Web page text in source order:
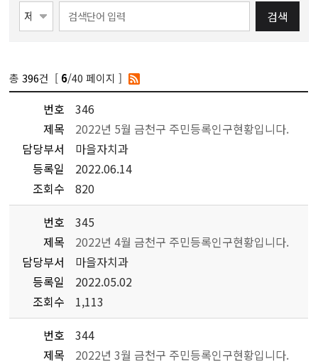
검색
총396건 [ 6/40 페이지 ]
번호
346
제목
2022년 5월 금천구 주민등록인구현황입니다.
담당부서
마을자치과
등록일
2022.06.14
조회수
820
번호
345
제목
2022년 4월 금천구 주민등록인구현황입니다.
담당부서
마을자치과
등록일
2022.05.02
조회수
1,113
번호
344
제목
2022년 3월 금천구 주민등록인구현황입니다.